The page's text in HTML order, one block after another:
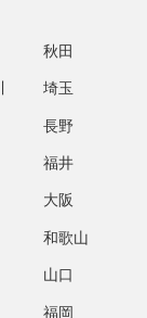
秋田
埼玉
長野
福井
大阪
和歌山
山口
福岡